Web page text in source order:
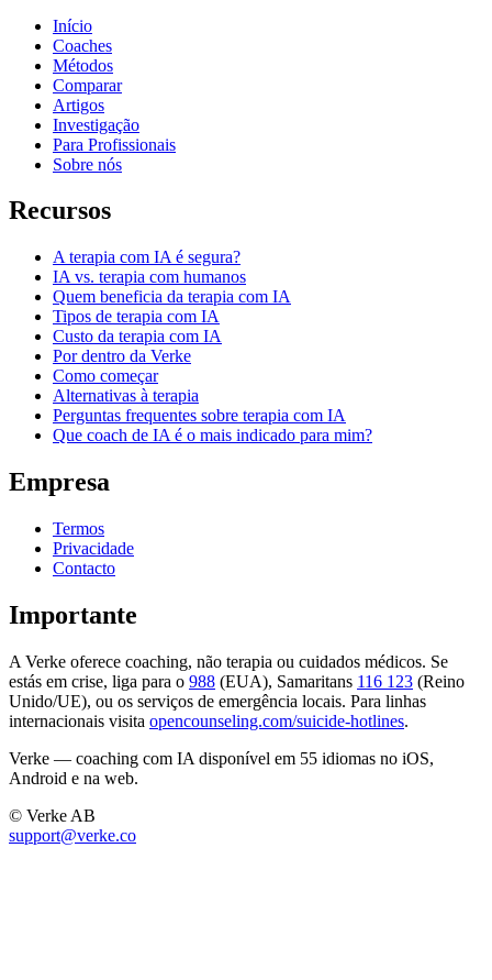
Início
Coaches
Métodos
Comparar
Artigos
Investigação
Para Profissionais
Sobre nós
Recursos
A terapia com IA é segura?
IA vs. terapia com humanos
Quem beneficia da terapia com IA
Tipos de terapia com IA
Custo da terapia com IA
Por dentro da Verke
Como começar
Alternativas à terapia
Perguntas frequentes sobre terapia com IA
Que coach de IA é o mais indicado para mim?
Empresa
Termos
Privacidade
Contacto
Importante
A Verke oferece coaching, não terapia ou cuidados médicos. Se
estás em crise, liga para o 988 (EUA), Samaritans 116 123 (Reino
Unido/UE), ou os serviços de emergência locais. Para linhas
internacionais visita opencounseling.com/suicide-hotlines.
Verke — coaching com IA disponível em 55 idiomas no iOS,
Android e na web.
© Verke AB
support@verke.co